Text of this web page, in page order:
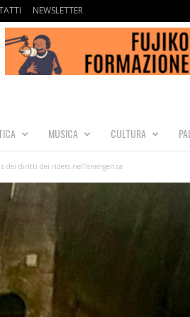
NEWSLETTER
MUSICA CULTURA
dei diritti dei riders nell’emergenza